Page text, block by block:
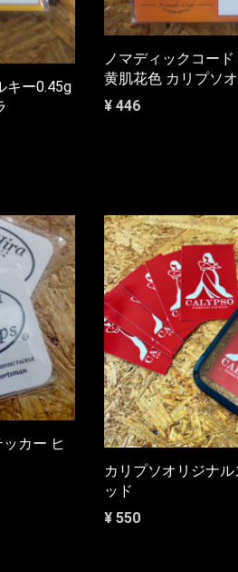
キー0.45g
ノマディックコー
黄肌花色 カリプソ
¥ 446
カー ヒ
カリプソオリジナ
ッド
¥ 550